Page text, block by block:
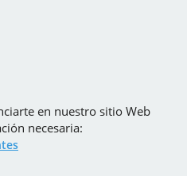
en nuestro sitio Web
necesaria: